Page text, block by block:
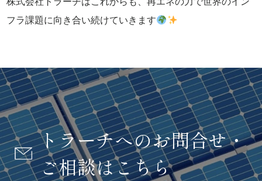
フラ課題に向き合い続けていきます
トラーチへのお問合せ・
ご相談はこちら